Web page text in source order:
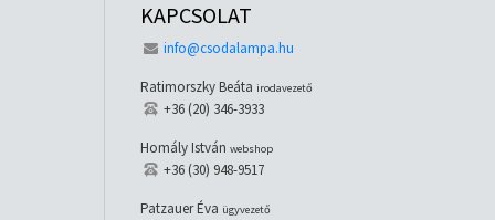
KAPCSOLAT
info@csodalampa.hu
Ratimorszky Beáta irodavezető
+36 (20) 346-3933
Homály István webshop
+36 (30) 948-9517
Patzauer Éva ügyvezető